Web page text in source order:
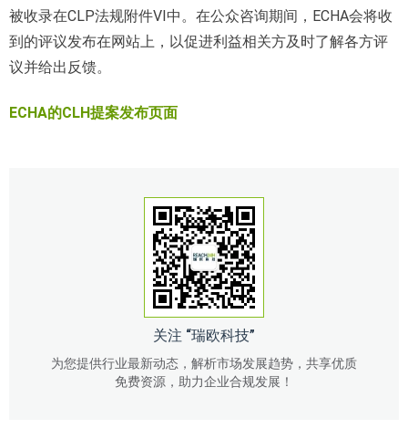
被收录在CLP法规附件VI中。在公众咨询期间，ECHA会将收
到的评议发布在网站上，以促进利益相关方及时了解各方评
议并给出反馈。
ECHA的CLH提案发布页面
关注 “瑞欧科技”
为您提供行业最新动态，解析市场发展趋势，共享优质
免费资源，助力企业合规发展！